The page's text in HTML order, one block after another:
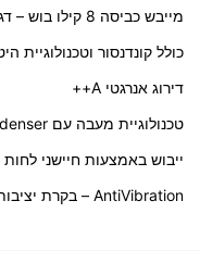
מייבש כביסה 8 קילו בוש – דגם שנת 2022
כולל קונדנסור וטכנולוגיית
דירוג אנרגטי A++
טכנולוגיית מעבה עם SelfCleaning Condenser
ייבוש באמצעות חיישני
AntiVibration – בקרת יציבות ומניעת רעידות